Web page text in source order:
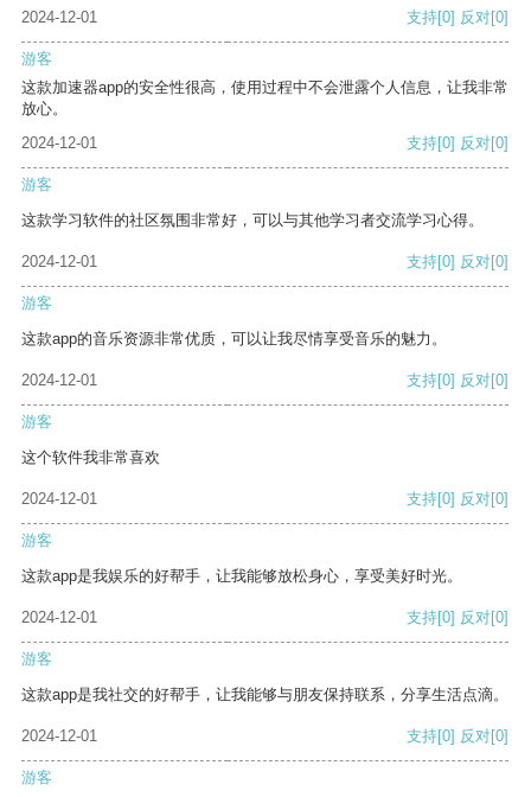
2024-12-01 支持[0] 反对[0]
游客
这款加速器app的安全性很高，使用过程中不会泄露个人信息，让我非常
放心。
2024-12-01
支持[0] 反对[0]
游客
这款学习软件的社区氛围非常好，可以与其他学习者交流学习心得。
2024-12-01 支持[0] 反对[0]
游客
这款app的音乐资源非常优质，可以让我尽情享受音乐的魅力。
2024-12-01 支持[0] 反对[0]
游客
这个软件我非常喜欢
2024-12-01 支持[0] 反对[0]
游客
这款app是我娱乐的好帮手，让我能够放松身心，享受美好时光。
2024-12-01 支持[0] 反对[0]
游客
这款app是我社交的好帮手，让我能够与朋友保持联系，分享生活点滴。
2024-12-01 支持[0] 反对[0]
游客